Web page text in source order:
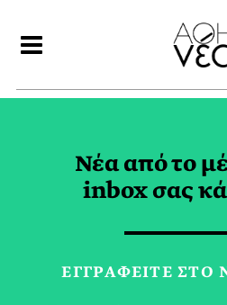
INTERVIEW
Νέα από το
inbox σας
ΕΓΓPΑΦΕΙΤΕ ΣΤΟ